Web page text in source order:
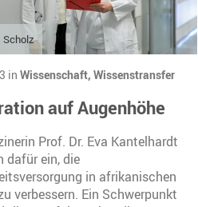
in Wissenschaft, Wissenstransfer
auf Augenhöhe
Prof. Dr. Eva Kantelhardt
dafür ein, die
in afrikanischen
verbessern. Ein Schwerpunkt